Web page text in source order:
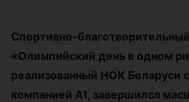
Спортивно-
«Олимпийский день в одном
реализованный НОК Беларуси
компанией А1, завершился